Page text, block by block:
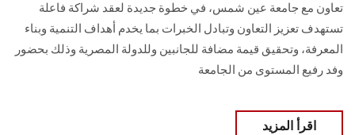
تعاون مع جامعة عين شمس، في خطوة جديدة لعقد شراكة فاعلة
تستهدف تعزيز التعاون وتبادل الخبرات بما يخدم أهداف التنمية وبناء
المعرفة، وتحقيق قيمة مضافة للجانبين وللدولة المصرية وذلك بحضور
وفد رفيع المستوى من الجامعة
اقرأ المزيد